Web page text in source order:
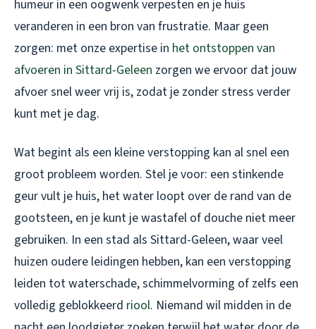
humeur in een oogwenk verpesten en je huis
veranderen in een bron van frustratie. Maar geen
zorgen: met onze expertise in het ontstoppen van
afvoeren in Sittard-Geleen zorgen we ervoor dat jouw
afvoer snel weer vrij is, zodat je zonder stress verder
kunt met je dag.
Wat begint als een kleine verstopping kan al snel een
groot probleem worden. Stel je voor: een stinkende
geur vult je huis, het water loopt over de rand van de
gootsteen, en je kunt je wastafel of douche niet meer
gebruiken. In een stad als Sittard-Geleen, waar veel
huizen oudere leidingen hebben, kan een verstopping
leiden tot waterschade, schimmelvorming of zelfs een
volledig geblokkeerd riool. Niemand wil midden in de